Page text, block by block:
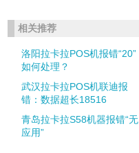
相关推荐
洛阳拉卡拉POS机报错“20”
如何处理？
武汉拉卡拉POS机联迪报
错：数据超长18516
青岛拉卡拉S58机器报错“无
应用”